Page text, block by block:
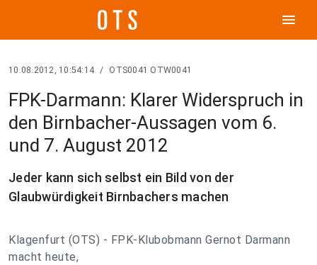
menu
10.08.2012, 10:54:14 / OTS0041 OTW0041
FPK-Darmann: Klarer Widerspruch in
den Birnbacher-Aussagen vom 6.
und 7. August 2012
Jeder kann sich selbst ein Bild von der
Glaubwürdigkeit Birnbachers machen
Klagenfurt (OTS) - FPK-Klubobmann Gernot Darmann
macht heute,